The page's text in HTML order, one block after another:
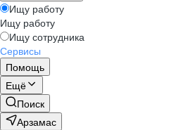
Ищу работу
Ищу работу
Ищу сотрудника
Сервисы
Помощь
Ещё
Поиск
Арзамас